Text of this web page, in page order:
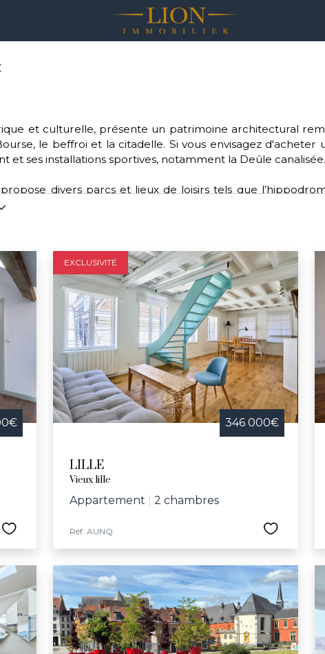
et culturelle, présente un patrimoine architectural
le beffroi et la citadelle. Si vous envisagez d'acheter
et ses installations sportives, notamment la Deûle canalisée.
divers parcs et lieux de loisirs tels que
Pour les amateurs de sports, Lille offre une diversité
des actions environnementales, de santé, d'éducation et
bonnet rose” pour les femmes atteintes d'un cancer
verts.
la ville propose tout au long de l'année des
concert pour l’école Vanoverschelde et la semaine
culturelles et sportives, comprenant le Palais des
Jeannine-Manuel, Lille offre un cadre idéal pour ceux
EXCLUSIVITÉ
346 000€
LILLE
Vieux lille
Appartement 2 chambres
Réf. AUNQ